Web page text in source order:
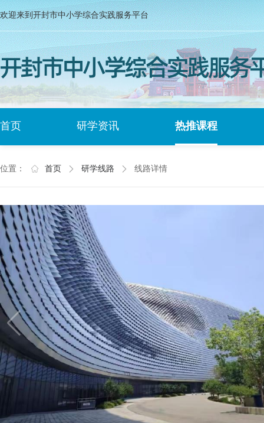
欢迎来到开封市中小学综合实践服务平台
首页 研学资讯 热推课程
位置： 首页 研学线路 线路详情